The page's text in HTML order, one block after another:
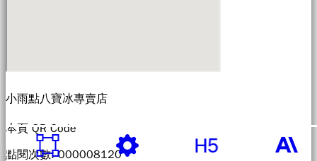
小雨點八寶冰專賣店
本頁 QR Code
點閱次數: 000008120